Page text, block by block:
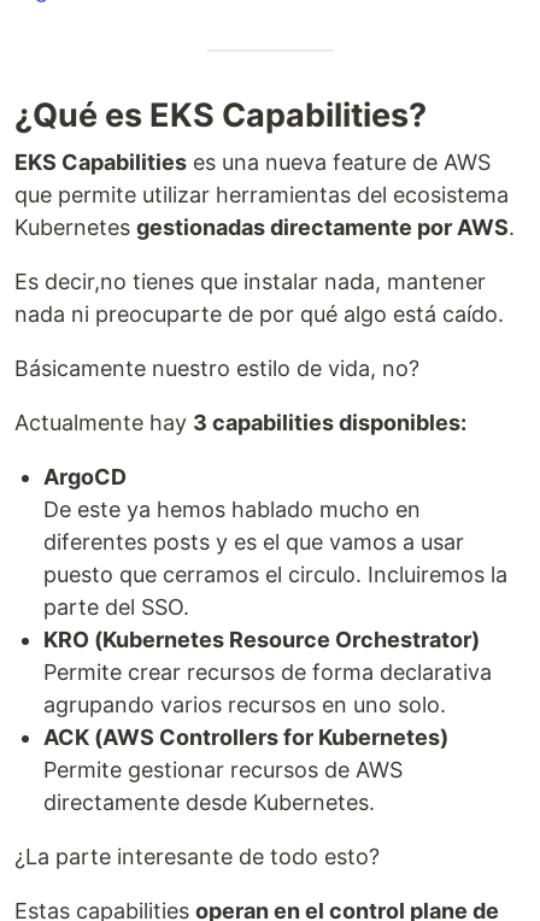
¿Qué es EKS Capabilities?
EKS Capabilities es una nueva feature de AWS
que permite utilizar herramientas del ecosistema
Kubernetes gestionadas directamente por AWS.
Es decir,no tienes que instalar nada, mantener
nada ni preocuparte de por qué algo está caído.
Básicamente nuestro estilo de vida, no?
Actualmente hay 3 capabilities disponibles:
ArgoCD
De este ya hemos hablado mucho en
diferentes posts y es el que vamos a usar
puesto que cerramos el circulo. Incluiremos la
parte del SSO.
KRO (Kubernetes Resource Orchestrator)
Permite crear recursos de forma declarativa
agrupando varios recursos en uno solo.
ACK (AWS Controllers for Kubernetes)
Permite gestionar recursos de AWS
directamente desde Kubernetes.
¿La parte interesante de todo esto?
Estas capabilities operan en el control plane de